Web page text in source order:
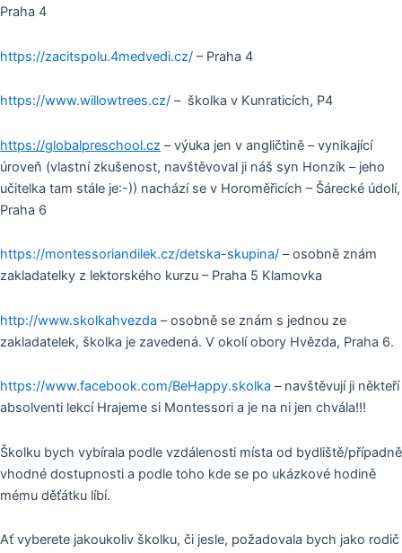
Praha 4
https://zacitspolu.4medvedi.cz/ – Praha 4
https://www.willowtrees.cz/ – školka v Kunraticích, P4
https://globalpreschool.cz – výuka jen v angličtině – vynikající
úroveň (vlastní zkušenost, navštěvoval ji náš syn Honzík – jeho
učitelka tam stále je:-)) nachází se v Horoměřicích – Šárecké údolí,
Praha 6
https://montessoriandilek.cz/detska-skupina/ – osobně znám
zakladatelky z lektorského kurzu – Praha 5 Klamovka
http://www.skolkahvezda – osobně se znám s jednou ze
zakladatelek, školka je zavedená. V okolí obory Hvězda, Praha 6.
https://www.facebook.com/BeHappy.skolka – navštěvují ji někteří
absolventi lekcí Hrajeme si Montessori a je na ni jen chvála!!!
Školku bych vybírala podle vzdálenosti místa od bydliště/případně
vhodné dostupnosti a podle toho kde se po ukázkové hodině
mému děťátku líbí.
Ať vyberete jakoukoliv školku, či jesle, požadovala bych jako rodič